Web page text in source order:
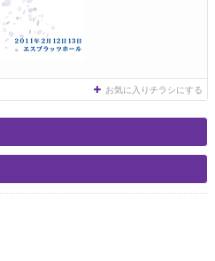
お気に入りチラシにする